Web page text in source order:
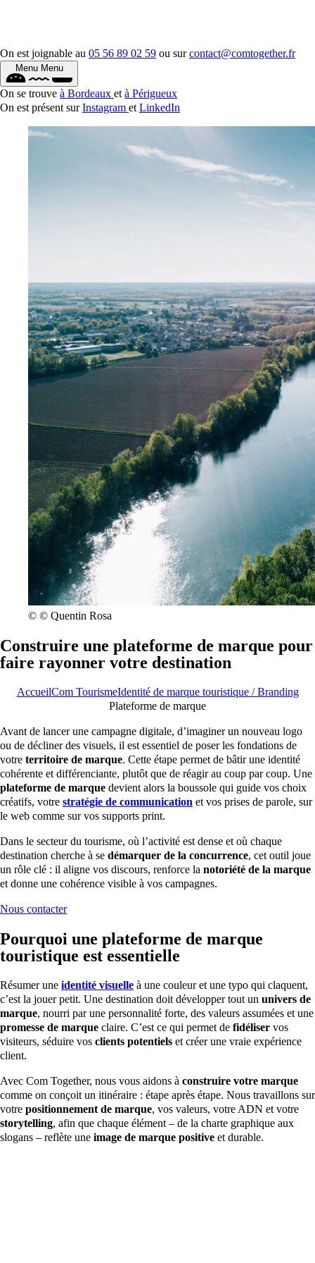
On est joignable au 05 56 89 02 59 ou surcontact@comtogether.fr
Menu Menu
On se trouve à Bordeaux et à Périgueux
On est présent surInstagram et LinkedIn
© © Quentin Rosa
Construire une plateforme de marque pour
faire rayonner votre destination
AccueilCom TourismeIdentité de marque touristique / Branding
Plateforme de marque
Avant de lancer une campagne digitale, d’imaginer un nouveau logo
ou de décliner des visuels, il est essentiel de poser les fondations de
votre territoire de marque. Cette étape permet de bâtir une identité
cohérente et différenciante, plutôt que de réagir au coup par coup. Une
plateforme de marque devient alors la boussole qui guide vos choix
créatifs, votre stratégie de communication et vos prises de parole, sur
le web comme sur vos supports print.
Dans le secteur du tourisme, où l’activité est dense et où chaque
destination cherche à se démarquer de la concurrence, cet outil joue
un rôle clé : il aligne vos discours, renforce la notoriété de la marque
et donne une cohérence visible à vos campagnes.
Nous contacter
Pourquoi une plateforme de marque
touristique est essentielle
Résumer une identité visuelle à une couleur et une typo qui claquent,
c’est la jouer petit. Une destination doit développer tout un univers de
marque, nourri par une personnalité forte, des valeurs assumées et une
promesse de marque claire. C’est ce qui permet de fidéliser vos
visiteurs, séduire vos clients potentiels et créer une vraie expérience
client.
Avec Com Together, nous vous aidons à construire votre marque
comme on conçoit un itinéraire : étape après étape. Nous travaillons sur
votre positionnement de marque, vos valeurs, votre ADN et votre
storytelling, afin que chaque élément – de la charte graphique aux
slogans – reflète une image de marque positive et durable.